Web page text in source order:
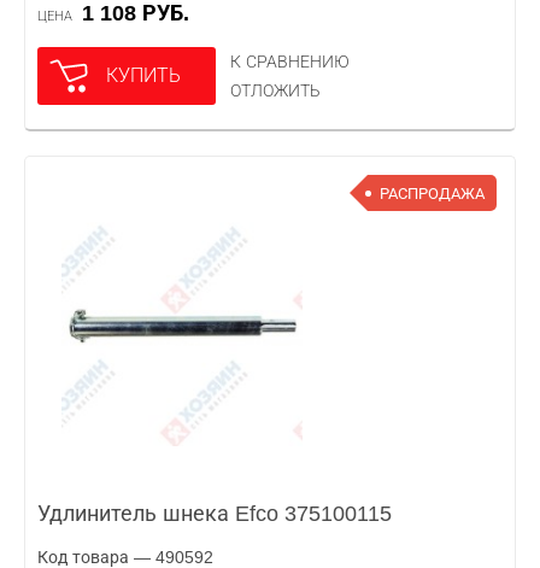
ЦЕНА 1 108 РУБ.
КУПИТЬ
К СРАВНЕНИЮ
ОТЛОЖИТЬ
РАСПРОДАЖА
Удлинитель шнека Efco 375100115
Код товара — 490592